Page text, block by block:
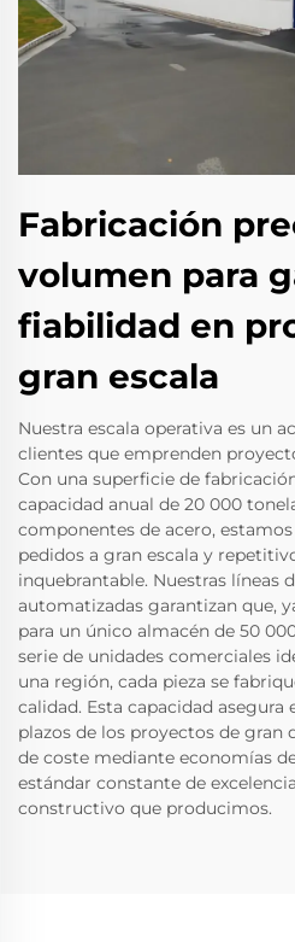
Fabricación
volumen para
fiabilidad en
gran escala
Nuestra escala operativa es un
clientes que emprenden
Con una superficie de
capacidad anual de 20 000
componentes de acero,
pedidos a gran escala y
inquebrantable. Nuestras líneas
automatizadas garantizan que,
para un único almacén de 50
serie de unidades comerciales
una región, cada pieza se
calidad. Esta capacidad
plazos de los proyectos de gran
de coste mediante economías
estándar constante de
constructivo que producimos.